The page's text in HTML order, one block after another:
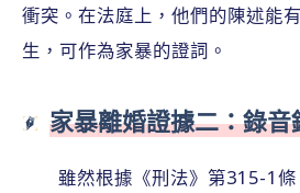
衝突。在法庭上，他們的陳述能
生，可作為家暴的證詞。
家暴離婚證據二：錄
雖然根據《刑法》第315-1